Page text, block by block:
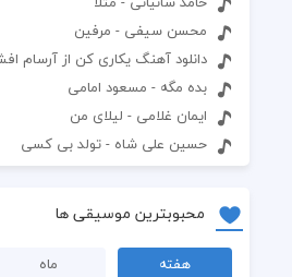
محسن سیفی - مرفین
دانلود آهنگ یکاری کن از آرسام
بده مگه - مسعود امامی
ایمان غلامی - لیلای من
حسین علی شاه - تولد بی کسی
محبوبترین موسیقی ها
هفته ماه